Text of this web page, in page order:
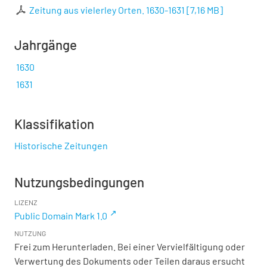
Zeitung aus vielerley Orten. 1630-1631 [7,16 MB]
Jahrgänge
1630
1631
Klassifikation
Historische Zeitungen
Nutzungsbedingungen
LIZENZ
Public Domain Mark 1.0
NUTZUNG
Frei zum Herunterladen. Bei einer Vervielfältigung oder
Verwertung des Dokuments oder Teilen daraus ersucht